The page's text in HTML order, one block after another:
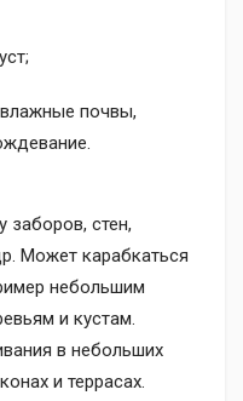
почвы,
стен,
Может карабкаться
небольшим
и кустам.
в небольших
и террасах.